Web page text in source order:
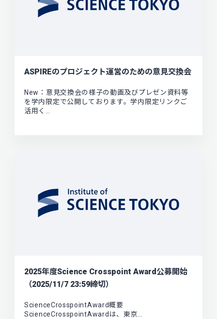
ASPIREのプロジェクト運営のための意見交換会
New：意見交換会の様子の動画及びプレゼン資料等
を学内限定で公開しております。学内限定リンクご
活用く…
2025年度Science Crosspoint Award公募開始
（2025/11/7 23:59締切）
ScienceCrosspointAward概要
ScienceCrosspointAwardは、東京…